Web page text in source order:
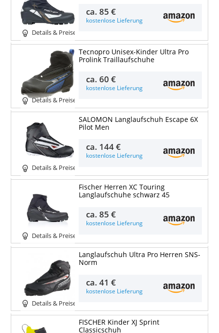
Details & Preise
ca.85 €
kostenlose Lieferung
Details & Preise
Tecnopro Unisex-Kinder Ultra Pro
Prolink Traillaufschuhe
ca.60 €
kostenlose Lieferung
Details & Preise
SALOMON Langlaufschuh Escape 6X
Pilot Men
ca. 144 €
kostenlose Lieferung
Details & Preise
Fischer Herren XC Touring
Langlaufschuhe schwarz 45
ca.85 €
kostenlose Lieferung
Details & Preise
Langlaufschuh Ultra Pro Herren SNS-
Norm
ca.41 €
kostenlose Lieferung
FISCHER Kinder XJ Sprint
Classicschuh